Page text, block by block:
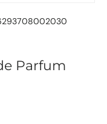
Parfum